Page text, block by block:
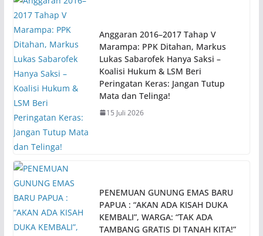
Anggaran 2016–2017 Tahap V
Marampa: PPK Ditahan, Markus
Lukas Sabarofek Hanya Saksi –
Koalisi Hukum & LSM Beri
Peringatan Keras: Jangan Tutup
Mata dan Telinga!
15 Juli 2026
PENEMUAN GUNUNG EMAS BARU
PAPUA : “AKAN ADA KISAH DUKA
KEMBALI”, WARGA: “TAK ADA
TAMBANG GRATIS DI TANAH KITA!”